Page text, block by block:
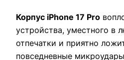
Корпус iPhone 17 Pro
устройства, уместного в
отпечатки и приятно
повседневные